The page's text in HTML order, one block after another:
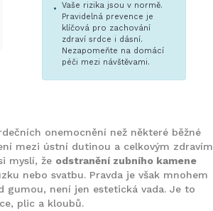
Vaše rizika jsou v normě.
Pravidelná prevence je
klíčová pro zachování
zdraví srdce i dásní.
Nezapomeňte na domácí
péči mezi návštěvami.
onemocnění než některé běžné
mezi ústní dutinou a celkovým zdravím
myslí, že odstranění zubního kamene
nebo svatbu. Pravda je však mnohem
gumou, není jen estetická vada. Je to
plic a kloubů.